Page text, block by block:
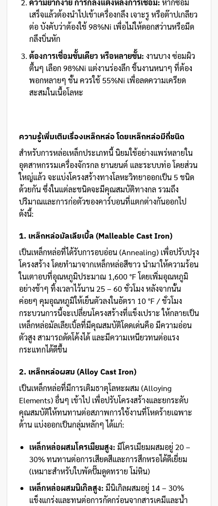
ความยากง่าย การกลึงแต่งหลังการเชื่อม: หากซ่อม
เสร็จแล้วต้องนำไปเข้าเครื่องกลึง เจาะรู หรือต๊าปเกลียว
ต่อ บังคับว่าต้องใช้ 98%Ni เพื่อไม่ให้ดอกสว่านหรือมีด
กลึงบิ่นหัก
ต้องการเชื่อมชั้นเดียว หรือหลายชั้น: งานบาง ซ่อมผิว
ตื้นๆ เลือก 98%Ni แต่งานร่องลึก ชิ้นงานหนาๆ ที่ต้อง
พอกหลายๆ ชั้น ควรใช้ 55%Ni เพื่อลดความเครียด
สะสมในเนื้อโลหะ
ความรู้เพิ่มเติมเรื่องเหล็กหล่อ โดยเหล็กหล่อมีกี่ชนิด
สำหรับการหล่อเหล็กประเภทนี้ นิยมใช้อย่างแพร่หลายใน
อุตสาหกรรมเครื่องจักรกล ยานยนต์ และระบบท่อ โดยส่วน
ใหญ่แล้ว จะแบ่งโครงสร้างทางโลหะวิทยาออกเป็น 5 ชนิด
ด้วยกัน ซึ่งในแต่ละชนิดจะมีคุณสมบัติทางกล รวมถึง
ปริมาณและการก่อตัวของคาร์บอนที่แตกต่างกันออกไป
ดังนี้:
1. เหล็กหล่อมัลเลียเบิ้ล (Malleable Cast Iron)
เป็นเหล็กหล่อที่ได้รับการอบอ่อน (Annealing) เพื่อปรับปรุง
โครงสร้าง โดยทำมาจากเหล็กหล่อสีขาว นำมาให้ความร้อน
ในเตาอบที่อุณหภูมิประมาณ 1,600 °F โดยเพิ่มอุณหภูมิ
อย่างช้าๆ ทิ้งเวลาไว้นาน 25 – 60 ชั่วโมง หลังจากนั้น
ค่อยๆ คุมอุณหภูมิให้เย็นตัวลงในอัตรา 10 °F / ชั่วโมง
กระบวนการนี้จะเปลี่ยนโครงสร้างที่แข็งเปราะ ให้กลายเป็น
เหล็กหล่อมัลเลียเบิ้ลที่มีคุณสมบัติโดดเด่นคือ มีความอ่อน
ตัวสูง สามารถดัดโค้งได้ และมีความเหนียวทนต่อแรง
กระแทกได้ดีขึ้น
2. เหล็กหล่อผสม (Alloy Cast Iron)
เป็นเหล็กหล่อที่มีการเติมธาตุโลหะผสม (Alloying
Elements) อื่นๆ เข้าไป เพื่อปรับโครงสร้างและยกระดับ
คุณสมบัติให้ทนทานต่อสภาพการใช้งานที่โหดร้ายเฉพาะ
ด้าน แบ่งออกเป็นกลุ่มหลักๆ ได้แก่:
เหล็กหล่อผสมโครเมียมสูง: มีโครเมียมผสมอยู่ 20 –
30% ทนทานต่อการเสียดสีและการสึกหรอได้ดีเยี่ยม
(เหมาะสำหรับใบพัดปั๊มดูดทราย โม่หิน)
เหล็กหล่อผสมนิเกิลสูง: มีนิเกิลผสมอยู่ 14 – 30%
แข็งแกร่งและทนต่อการกัดกร่อนจากสารเคมีและน้ำ